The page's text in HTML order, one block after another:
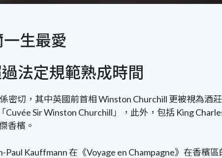
生最愛
法定規範熟成時間
密切，其中英國前首相 Winston Churchill 更被視為酒
Sir Winston Churchill」，此外，包括 King
香檳。
Kauffmann 在《Voyage en Champagne》在香檳